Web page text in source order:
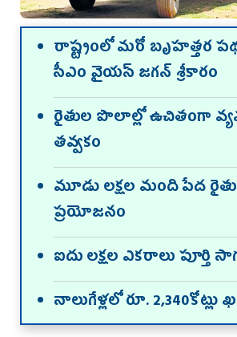
రాష్ట్రంలో మరో బృహత్తర
సీఎం వైయ‌స్ జగన్‌ శ్రీకారం
రైతుల పొలాల్లో ఉచితంగా
తవ్వకం
మూడు లక్షల మంది పేద
ప్రయోజనం
ఐదు లక్షల ఎకరాలు పూర్తి
నాలుగేళ్లలో రూ. 2,340కోట్లు